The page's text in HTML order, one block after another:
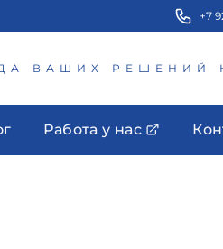
+7
ВАШИХ РЕШЕНИЙ
Работа у нас